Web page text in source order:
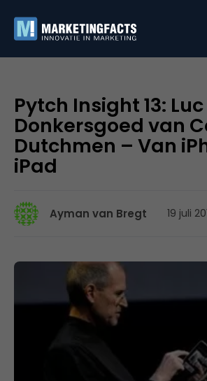
Pytch Insight 13:
Donkersgoed van
Dutchmen – Van
iPad
Ayman van Bregt 19 juli